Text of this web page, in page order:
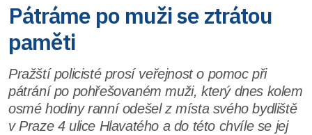
Pátráme po muži se ztrátou
paměti
Pražští policisté prosí veřejnost o pomoc při
pátrání po pohřešovaném muži, který dnes kolem
osmé hodiny ranní odešel z místa svého bydliště
v Praze 4 ulice Hlavatého a do této chvíle se jej